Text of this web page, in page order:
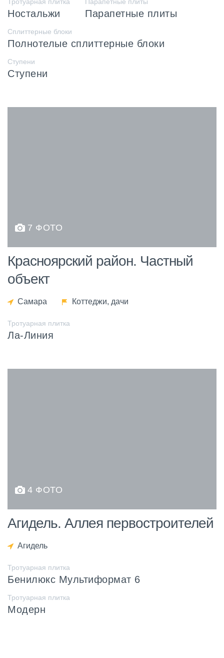
Тротуарная плитка
Ностальжи
Парапетные плиты
Парапетные плиты
Сплиттерные блоки
Полнотелые сплиттерные блоки
Ступени
Ступени
7 ФОТО
Красноярский район. Частный
объект
Самара Коттеджи, дачи
Тротуарная плитка
Ла-Линия
4 ФОТО
Агидель. Аллея первостроителей
Агидель
Тротуарная плитка
Бенилюкс Мультиформат 6
Тротуарная плитка
Модерн